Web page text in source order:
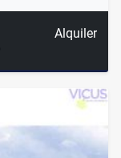
Alquiler